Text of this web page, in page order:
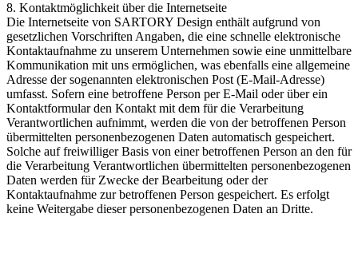
8. Kontaktmöglichkeit über die Internetseite
Die Internetseite von SARTORY Design enthält aufgrund von
gesetzlichen Vorschriften Angaben, die eine schnelle elektronische
Kontaktaufnahme zu unserem Unternehmen sowie eine unmittelbare
Kommunikation mit uns ermöglichen, was ebenfalls eine allgemeine
Adresse der sogenannten elektronischen Post (E-Mail-Adresse)
umfasst. Sofern eine betroffene Person per E-Mail oder über ein
Kontaktformular den Kontakt mit dem für die Verarbeitung
Verantwortlichen aufnimmt, werden die von der betroffenen Person
übermittelten personenbezogenen Daten automatisch gespeichert.
Solche auf freiwilliger Basis von einer betroffenen Person an den für
die Verarbeitung Verantwortlichen übermittelten personenbezogenen
Daten werden für Zwecke der Bearbeitung oder der
Kontaktaufnahme zur betroffenen Person gespeichert. Es erfolgt
keine Weitergabe dieser personenbezogenen Daten an Dritte.